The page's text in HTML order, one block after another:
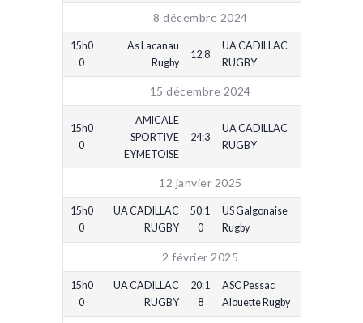
8 décembre 2024
15h0
0
As Lacanau
Rugby
12:8
UA CADILLAC
RUGBY
15 décembre 2024
15h0
0
AMICALE
SPORTIVE
EYMETOISE
24:3
UA CADILLAC
RUGBY
12 janvier 2025
15h0
0
UA CADILLAC
RUGBY
50:1
0
US Galgonaise
Rugby
2 février 2025
15h0
0
UA CADILLAC
RUGBY
20:1
8
ASC Pessac
Alouette Rugby